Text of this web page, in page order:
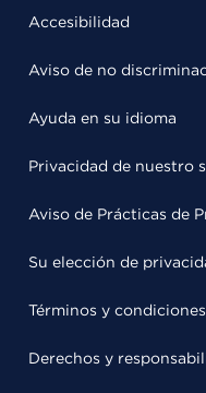
Accesibilidad
Aviso de no
Ayuda en su idioma
Privacidad de nuestro
Aviso de Prácticas de
Su elección de
Términos y condiciones
Derechos y